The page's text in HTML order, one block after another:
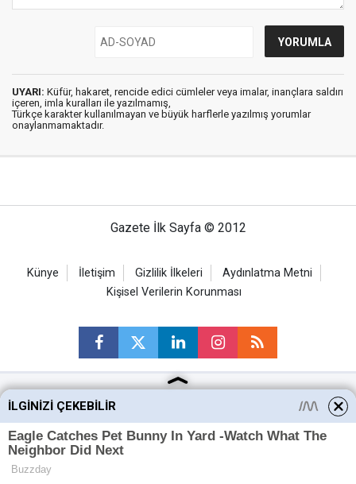
UYARI: Küfür, hakaret, rencide edici cümleler veya imalar, inançlara saldırı
içeren, imla kuralları ile yazılmamış,
Türkçe karakter kullanılmayan ve büyük harflerle yazılmış yorumlar
onaylanmamaktadır.
Gazete İlk Sayfa © 2012
Künye İletişim Gizlilik İlkeleri
Aydınlatma Metni
Kişisel Verilerin Korunması
Ankara Haberleri
Keçiören Haberleri
Altındağ Haberleri
İLGINIZI ÇEKEBILIR